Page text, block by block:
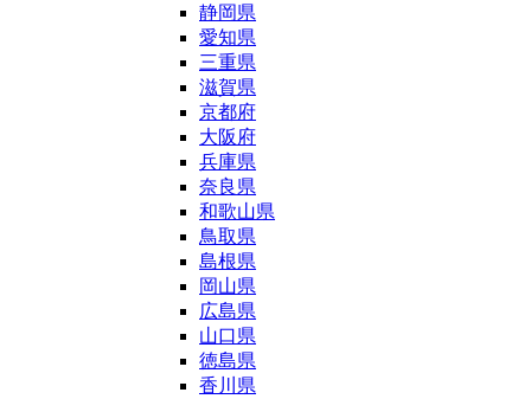
静岡県
愛知県
三重県
滋賀県
京都府
大阪府
兵庫県
奈良県
和歌山県
鳥取県
島根県
岡山県
広島県
山口県
徳島県
香川県